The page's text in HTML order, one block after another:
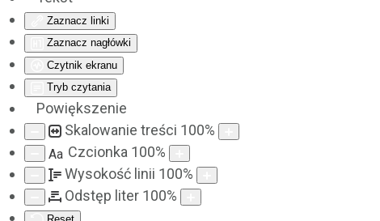
Zaznacz linki
Zaznacz nagłówki
Czytnik ekranu
Tryb czytania
Powiększenie
Skalowanie treści 100%
Aa Czcionka 100%
Wysokość linii 100%
Odstęp liter 100%